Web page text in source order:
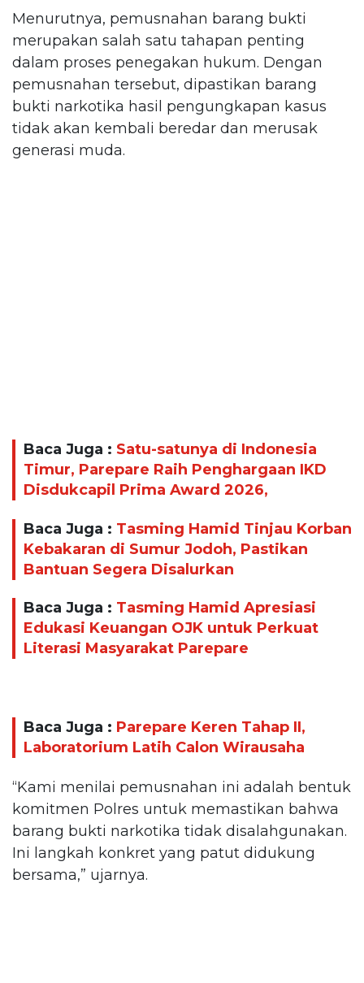
Menurutnya, pemusnahan barang bukti
merupakan salah satu tahapan penting
dalam proses penegakan hukum. Dengan
pemusnahan tersebut, dipastikan barang
bukti narkotika hasil pengungkapan kasus
tidak akan kembali beredar dan merusak
generasi muda.
Baca Juga : Satu-satunya di Indonesia
Timur, Parepare Raih Penghargaan IKD
Disdukcapil Prima Award 2026,
Baca Juga : Tasming Hamid Tinjau Korban
Kebakaran di Sumur Jodoh, Pastikan
Bantuan Segera Disalurkan
Baca Juga : Tasming Hamid Apresiasi
Edukasi Keuangan OJK untuk Perkuat
Literasi Masyarakat Parepare
Baca Juga : Parepare Keren Tahap II,
Laboratorium Latih Calon Wirausaha
“Kami menilai pemusnahan ini adalah bentuk
komitmen Polres untuk memastikan bahwa
barang bukti narkotika tidak disalahgunakan.
Ini langkah konkret yang patut didukung
bersama,” ujarnya.